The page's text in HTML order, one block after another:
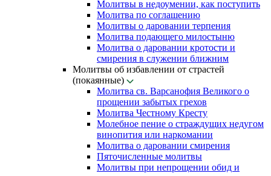
Молитвы в недоумении, как поступить
Молитва по соглашению
Молитвы о даровании терпения
Молитва подающего милостыню
Молитва о даровании кротости и
смирения в служении ближним
Молитвы об избавлении от страстей
(покаянные)
Молитва св. Варсанофия Великого о
прощении забытых грехов
Молитва Честному Кресту
Молебное пение о страждущих недугом
винопития или наркомании
Молитва о даровании смирения
Пяточисленные молитвы
Молитвы при непрощении обид и